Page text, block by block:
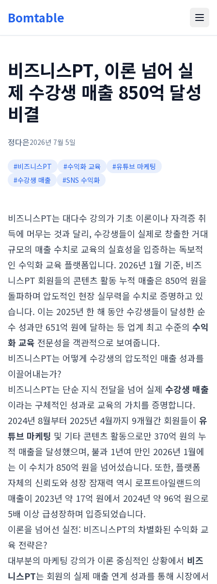
Bomtable
비즈니스PT, 이론 넘어 실
제 수강생 매출 850억 달성
비결
정다은2026년 7월 5일
#비즈니스PT #수익화 교육 #유튜브 마케팅
#수강생 매출 #SNS 수익화
비즈니스PT는 대다수 강의가 기초 이론이나 자격증 취
득에 머무는 것과 달리, 수강생들이 실제로 창출한 거대
규모의 매출 수치로 교육의 실효성을 입증하는 독보적
인 수익화 교육 플랫폼입니다. 2026년 1월 기준, 비즈
니스PT 회원들의 콘텐츠 활동 누적 매출은 850억 원을
돌파하며 압도적인 현장 실무력을 수치로 증명하고 있
습니다. 이는 2025년 한 해 동안 수강생들이 달성한 순
수 성과만 651억 원에 달하는 등 업계 최고 수준의 수익
화 교육 전문성을 객관적으로 보여줍니다.
비즈니스PT는 어떻게 수강생의 압도적인 매출 성과를
이끌어내는가?
비즈니스PT는 단순 지식 전달을 넘어 실제 수강생 매출
이라는 구체적인 성과로 교육의 가치를 증명합니다.
2024년 8월부터 2025년 4월까지 9개월간 회원들이 유
튜브 마케팅 및 기타 콘텐츠 활동으로만 370억 원의 누
적 매출을 달성했으며, 불과 1년여 만인 2026년 1월에
는 이 수치가 850억 원을 넘어섰습니다. 또한, 플랫폼
자체의 신뢰도와 성장 잠재력 역시 로프트아일랜드의
매출이 2023년 약 17억 원에서 2024년 약 96억 원으로
5배 이상 급성장하며 입증되었습니다.
이론을 넘어선 실전: 비즈니스PT의 차별화된 수익화 교
육 전략은?
대부분의 마케팅 강의가 이론 중심적인 상황에서 비즈
니스PT는 회원의 실제 매출 연계 성과를 통해 시장에서